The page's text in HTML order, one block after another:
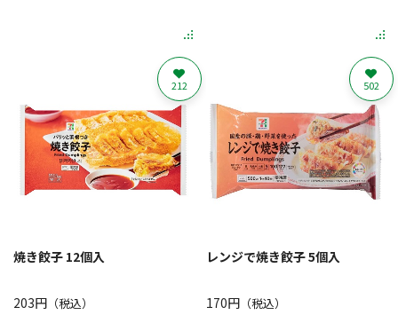
焼き餃子 12個入
203円 （税込）
212
レンジで焼き餃子 5個入
170円（税込）
502